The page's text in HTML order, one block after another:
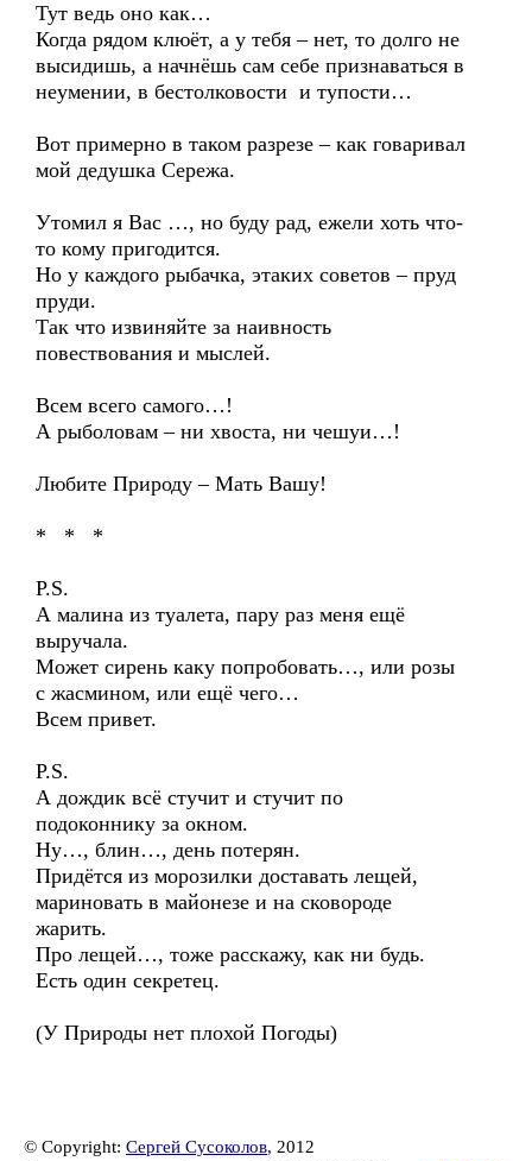
Тут ведь оно как…
Когда рядом клюёт, а у тебя – нет, то долго не
высидишь, а начнёшь сам себе признаваться в
неумении, в бестолковости и тупости…
Вот примерно в таком разрезе – как говаривал
мой дедушка Сережа.
Утомил я Вас …, но буду рад, ежели хоть что-
то кому пригодится.
Но у каждого рыбачка, этаких советов – пруд
пруди.
Так что извиняйте за наивность
повествования и мыслей.
Всем всего самого…!
А рыболовам – ни хвоста, ни чешуи…!
Любите Природу – Мать Вашу!
* * *
P.S.
А малина из туалета, пару раз меня ещё
выручала.
Может сирень каку попробовать…, или розы
с жасмином, или ещё чего…
Всем привет.
P.S.
А дождик всё стучит и стучит по
подоконнику за окном.
Ну…, блин…, день потерян.
Придётся из морозилки доставать лещей,
мариновать в майонезе и на сковороде
жарить.
Про лещей…, тоже расскажу, как ни будь.
Есть один секретец.
(У Природы нет плохой Погоды)
© Copyright: Сергей Сусоколов, 2012